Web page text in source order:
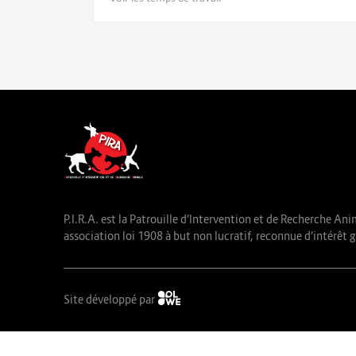
P.I.R.A. est la Patrouille d’Intervention et de Recherche
association loi 1908 à but non lucratif, reconnue d’intérêt
Site développé par